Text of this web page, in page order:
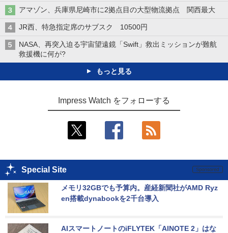
アマゾン、兵庫県尼崎市に2拠点目の大型物流拠点 関西最大
JR西、特急指定席のサブスク 10500円
NASA、再突入迫る宇宙望遠鏡「Swift」救出ミッションが難航
救援機に何が?
もっと見る
Impress Watch をフォローする
Special Site
メモリ32GBでも予算内。産経新聞社がAMD Ryz
en搭載dynabookを2千台導入
AIスマートノートのiFLYTEK「AINOTE 2」はな